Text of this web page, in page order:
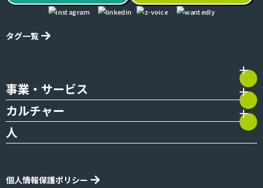
タグ一覧
事業・サービス
カルチャー
人
個人情報保護ポリシー